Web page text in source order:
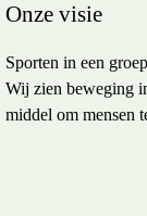
Onze visie
Sporten in een
Wij zien beweging
middel om mensen